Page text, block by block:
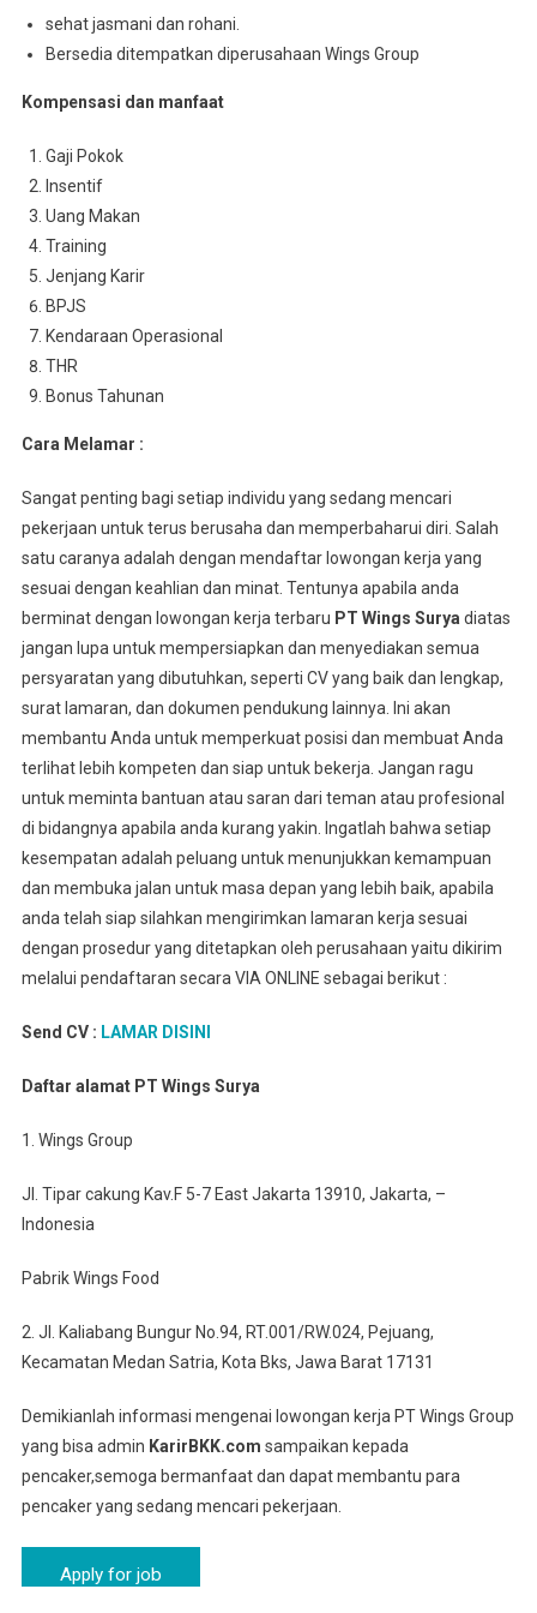
sehat jasmani dan rohani.
Bersedia ditempatkan diperusahaan Wings Group
Kompensasi dan manfaat
Gaji Pokok
Insentif
Uang Makan
Training
Jenjang Karir
BPJS
Kendaraan Operasional
THR
Bonus Tahunan
Cara Melamar :
Sangat penting bagi setiap individu yang sedang mencari
pekerjaan untuk terus berusaha dan memperbaharui diri. Salah
satu caranya adalah dengan mendaftar lowongan kerja yang
sesuai dengan keahlian dan minat. Tentunya apabila anda
berminat dengan lowongan kerja terbaru PT Wings Surya diatas
jangan lupa untuk mempersiapkan dan menyediakan semua
persyaratan yang dibutuhkan, seperti CV yang baik dan lengkap,
surat lamaran, dan dokumen pendukung lainnya. Ini akan
membantu Anda untuk memperkuat posisi dan membuat Anda
terlihat lebih kompeten dan siap untuk bekerja. Jangan ragu
untuk meminta bantuan atau saran dari teman atau profesional
di bidangnya apabila anda kurang yakin. Ingatlah bahwa setiap
kesempatan adalah peluang untuk menunjukkan kemampuan
dan membuka jalan untuk masa depan yang lebih baik, apabila
anda telah siap silahkan mengirimkan lamaran kerja sesuai
dengan prosedur yang ditetapkan oleh perusahaan yaitu dikirim
melalui pendaftaran secara VIA ONLINE sebagai berikut :
Send CV : LAMAR DISINI
Daftar alamat PT Wings Surya
1. Wings Group
Jl. Tipar cakung Kav.F 5-7 East Jakarta 13910, Jakarta, –
Indonesia
Pabrik Wings Food
2. Jl. Kaliabang Bungur No.94, RT.001/RW.024, Pejuang,
Kecamatan Medan Satria, Kota Bks, Jawa Barat 17131
Demikianlah informasi mengenai lowongan kerja PT Wings Group
yang bisa admin KarirBKK.com sampaikan kepada
pencaker,semoga bermanfaat dan dapat membantu para
pencaker yang sedang mencari pekerjaan.